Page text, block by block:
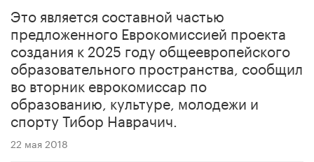
Это является составной частью
предложенного Еврокомиссией проекта
создания к 2025 году общеевропейского
образовательного пространства, сообщил
во вторник еврокомиссар по
образованию, культуре, молодежи и
спорту Тибор Наврачич.
22 мая 2018